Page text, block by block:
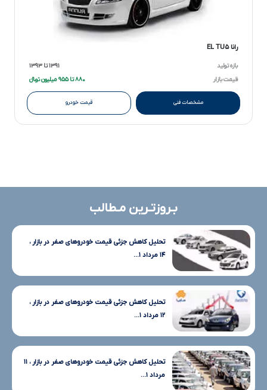
رانا EL TU۵
بازه تولید
۱۳۹۱ تا ۱۳۹۳
قیمت بازار
۸۸۰ تا ۹۵۵ میلیون تومانءءء
مشخصات فنی قیمت خودرو
بـروزتـرین مـطالب
تحلیل کاهش جزئی قیمت خودروهای صفر در بازار ،
۱۴ مرداد ۱...
تحلیل کاهش جزئی قیمت خودروهای صفر در بازار ،
۱۲ مرداد ۱...
تحلیل کاهش جزئی قیمت خودروهای صفر در بازار ، ۱۱
مرداد ۱...